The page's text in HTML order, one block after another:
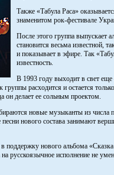
Также «Табула Раса»
знаменитом рок-фестивале
После этого группа выпускает
становится весьма известной,
и показывает в эфире. Так
известность.
В 1993 году выходит в свет
расходится и остается
он делает ее сольным проектом.
новые музыканты из числа
нового состава занимают
поддержку нового альбома
русскоязычное исполнение не